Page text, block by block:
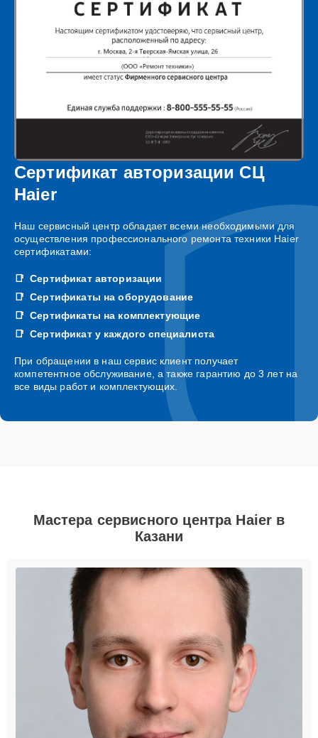
Сертификат авторизации СЦ
Haier
Наш сервисный центр обладает всеми необходимыми для
осуществления профессионального ремонта техники Haier
сертификатами:
Сертификат авторизации
Сертификаты на оборудование
Сертификаты на комплектующие
Сертификат у каждого специалиста
При обращении в наш сервис клиент получает
компетентное обслуживание, а также гарантию до 3 лет на
все виды работ и комплектующих.
Мастера сервисного центра Haier в
Казани